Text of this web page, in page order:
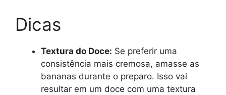
Dicas
Textura do Doce: Se preferir uma
consistência mais cremosa, amasse as
bananas durante o preparo. Isso vai
resultar em um doce com uma textura